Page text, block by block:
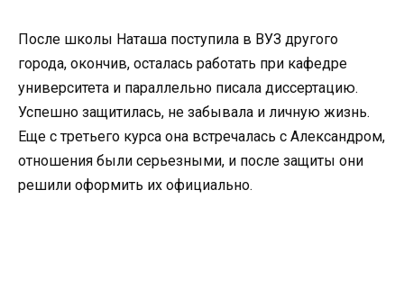
После школы Наташа поступила в ВУЗ другого
города, окончив, осталась работать при кафедре
университета и параллельно писала диссертацию.
Успешно защитилась, не забывала и личную жизнь.
Еще с третьего курса она встречалась с Александром,
отношения были серьезными, и после защиты они
решили оформить их официально.